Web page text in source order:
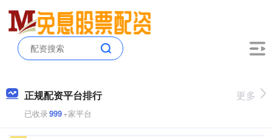
正规配资平台排行
已收录999+家平台
更多